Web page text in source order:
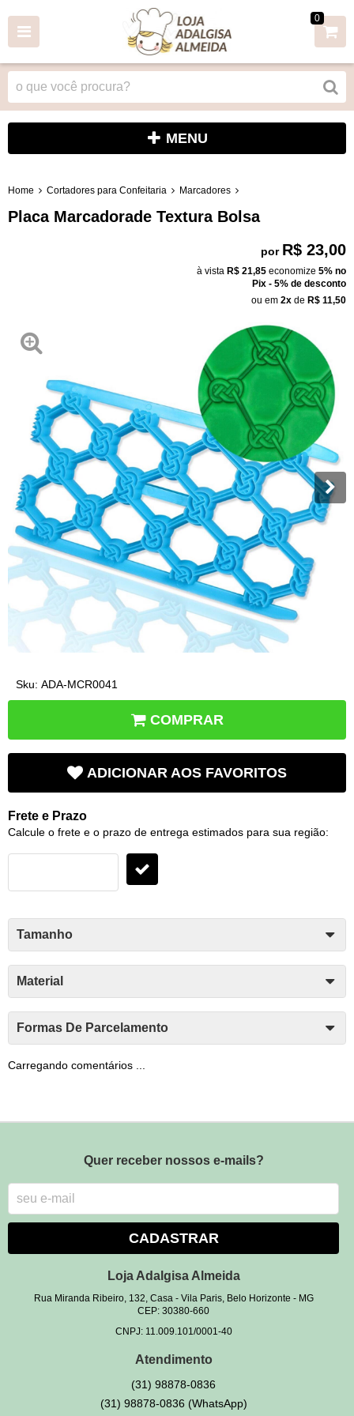
0
MENU
Home Cortadores para Confeitaria Marcadores
Placa Marcadorade Textura Bolsa
por R$ 23,00
à vista R$ 21,85 economize 5% no
Pix - 5% de desconto
ou em 2x de R$ 11,50
Sku: ADA-MCR0041
COMPRAR
ADICIONAR AOS FAVORITOS
Frete e Prazo
Calcule o frete e o prazo de entrega estimados para sua região:
Tamanho
Material
Formas De Parcelamento
Carregando comentários ...
Quer receber nossos e-mails?
CADASTRAR
Loja Adalgisa Almeida
Rua Miranda Ribeiro, 132, Casa- Vila Paris, Belo Horizonte - MG
CEP: 30380-660
CNPJ: 11.009.101/0001-40
Atendimento
(31) 98878-0836
(31) 98878-0836 (WhatsApp)